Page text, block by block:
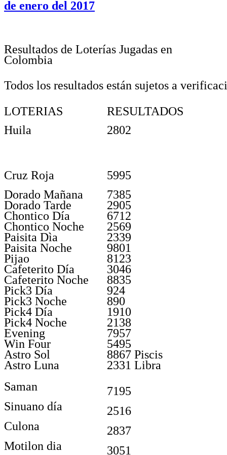
de enero del 2017
Resultados de Loterías Jugadas en
Colombia
Todos los resultados están sujetos a
LOTERIAS
RESULTADOS
Huila
2802
Cruz Roja
5995
Dorado Mañana
7385
Dorado Tarde
2905
Chontico Día
6712
Chontico Noche
2569
Paisita Dìa
2339
Paisita Noche
9801
Pijao
8123
Cafeterito Día
3046
Cafeterito Noche
8835
Pick3 Día
924
Pick3 Noche
890
Pick4 Día
1910
Pick4 Noche
2138
Evening
7957
Win Four
5495
Astro Sol
8867 Piscis
Astro Luna
2331 Libra
Saman
Sinuano día
Culona
Motilon dia
7195
2516
2837
3051